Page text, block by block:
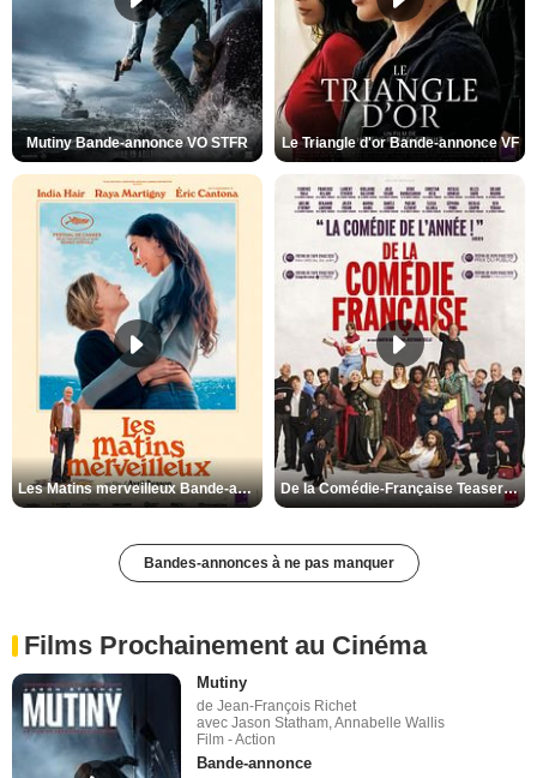
Mutiny Bande-annonce VO STFR Le Triangle d'or Bande-annonce VF
Les Matins merveilleux Bande-annonce VF De la Comédie-Française Teaser VF
Bandes-annonces à ne pas manquer
Films Prochainement au Cinéma
Mutiny
de Jean-François Richet
avec Jason Statham, Annabelle Wallis
Film - Action
Bande-annonce